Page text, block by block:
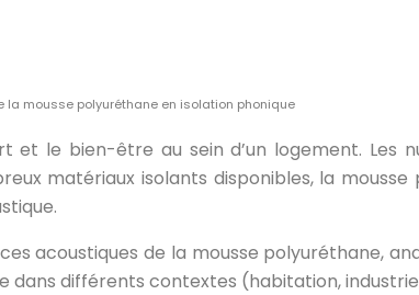
la mousse polyuréthane en isolation phonique
et le bien-être au sein d’un logement. Les
matériaux isolants disponibles, la
acoustiques de la mousse polyuréthane,
dans différents contextes (habitation,